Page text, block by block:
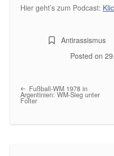
Hier geht’s zum Podcast:
Antirassismus
Posted on
Post navigation
Fußball-WM 1978 in
Argentinien: WM-Sieg unter
Folter